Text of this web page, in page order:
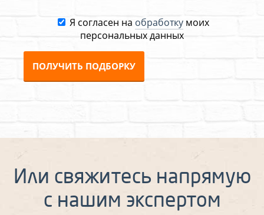
Я согласен на обработкумоих
персональных данных
ПОЛУЧИТЬ ПОДБОРКУ
Или свяжитесь напрямую
с нашим экспертом